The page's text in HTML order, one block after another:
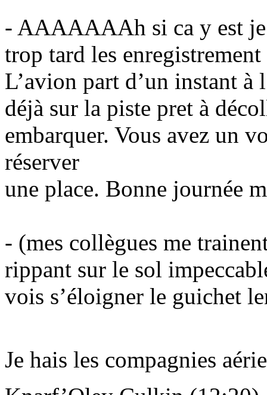
- AAAAAAAh si ca y est je
trop tard les
L’avion part d’un instant à
déjà sur la piste pret à
embarquer. Vous avez un
réserver
une place. Bonne journée
- (mes collègues me
rippant sur le sol
vois s’éloigner le guichet
Je hais les compagnies